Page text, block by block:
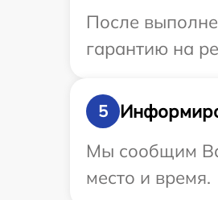
После
гарантию на
5
Мы сообщим
место и время.